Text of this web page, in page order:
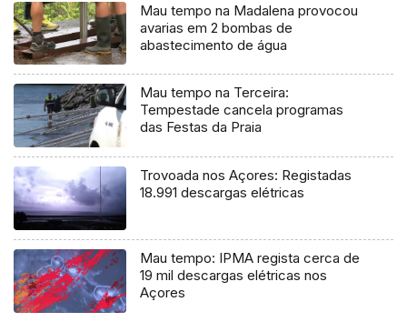
Mau tempo na Madalena provocou
avarias em 2 bombas de
abastecimento de água
Mau tempo na Terceira:
Tempestade cancela programas
das Festas da Praia
Trovoada nos Açores: Registadas
18.991 descargas elétricas
Mau tempo: IPMA regista cerca de
19 mil descargas elétricas nos
Açores